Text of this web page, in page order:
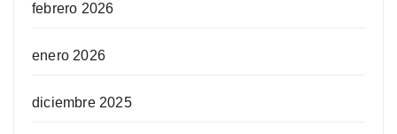
febrero 2026
enero 2026
diciembre 2025